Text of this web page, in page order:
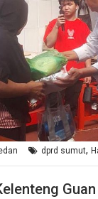
dprd sumut,